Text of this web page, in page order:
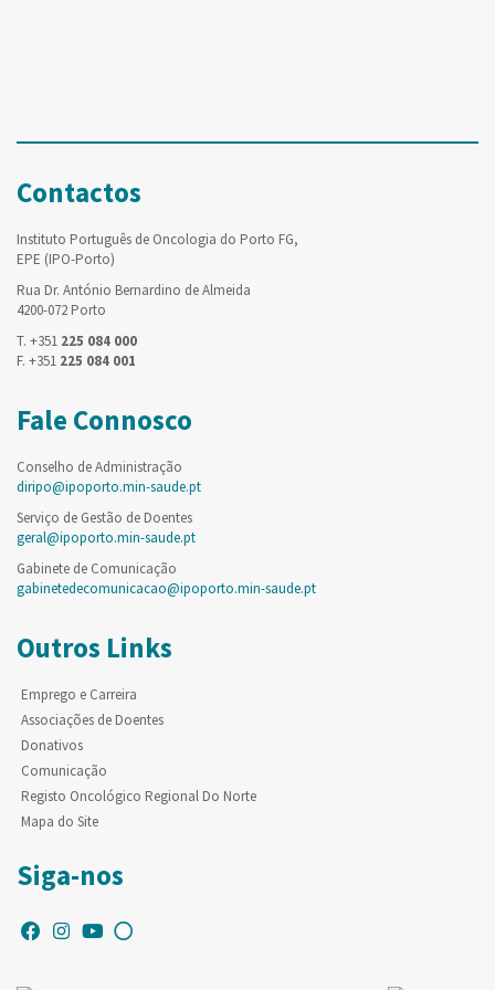
Contactos
Instituto Português de Oncologia do Porto FG,
EPE (IPO-Porto)
Rua Dr. António Bernardino de Almeida
4200-072 Porto
T. +351 225 084 000
F. +351 225 084 001
Fale Connosco
Conselho de Administração
diripo@ipoporto.min-saude.pt
Serviço de Gestão de Doentes
geral@ipoporto.min-saude.pt
Gabinete de Comunicação
gabinetedecomunicacao@ipoporto.min-saude.pt
Outros Links
Emprego e Carreira
Associações de Doentes
Donativos
Comunicação
Registo Oncológico Regional Do Norte
Mapa do Site
Siga-nos